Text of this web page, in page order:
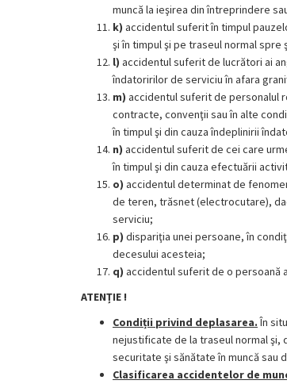
muncă la ieşirea din întreprindere
k) accidentul suferit în timpul
şi în timpul şi pe traseul normal spre
l) accidentul suferit de lucrători ai
îndatoririlor de serviciu în afara
m) accidentul suferit de personalul
contracte, convenţii sau în alte
în timpul şi din cauza îndeplinirii
n) accidentul suferit de cei care
în timpul şi din cauza efectuării
o) accidentul determinat de
de teren, trăsnet (electrocutare),
serviciu;
p) dispariţia unei persoane, în
decesului acesteia;
q) accidentul suferit de o persoană
ATENȚIE !
Condiții privind deplasarea. În
nejustificate de la traseul normal
securitate şi sănătate în muncă sau
Clasificarea accidentelor de